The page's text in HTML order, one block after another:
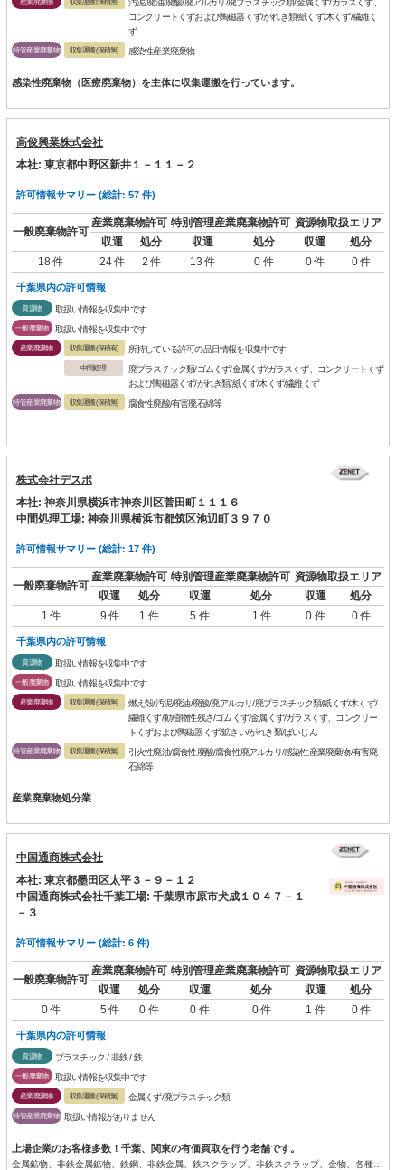
汚泥/廃油/廃酸/廃アルカリ/廃プラスチック類/金属くず/ガラスくず、
コンクリートくずおよび陶磁器くず/がれき類/紙くず/木くず/繊維く
ず
特管産業廃棄物 収集運搬(保積無) 感染性産業廃棄物
感染性廃棄物（医療廃棄物）を主体に収集運搬を行っています。
高俊興業株式会社
本社: 東京都中野区新井１－１１－２
許可情報サマリー (総計: 57 件)
一般廃棄物許可
産業廃棄物許可 特別管理産業廃棄物許可 資源物取扱エリア
収運
処分 収運 処分 収運
処分
18 件
24 件 2 件 13 件 0 件 0 件 0 件
千葉県内の許可情報
資源物 取扱い情報を収集中です
一般廃棄物 取扱い情報を収集中です
産業廃棄物 収集運搬(保積有) 所持している許可の品目情報を収集中です
中間処理
廃プラスチック類/ゴムくず/金属くず/ガラスくず、コンクリートくず
および陶磁器くず/がれき類/紙くず/木くず/繊維くず
特管産業廃棄物 収集運搬(保積無) 腐食性廃酸/有害廃石綿等
株式会社デスポ
本社: 神奈川県横浜市神奈川区菅田町１１１６
中間処理工場: 神奈川県横浜市都筑区池辺町３９７０
許可情報サマリー (総計: 17 件)
一般廃棄物許可
産業廃棄物許可 特別管理産業廃棄物許可 資源物取扱エリア
収運
処分 収運 処分 収運
処分
1 件
9 件 1 件 5 件 1 件 0 件 0 件
千葉県内の許可情報
資源物 取扱い情報を収集中です
一般廃棄物 取扱い情報を収集中です
産業廃棄物 収集運搬(保積無)
燃え殻/汚泥/廃油/廃酸/廃アルカリ/廃プラスチック類/紙くず/木くず/
繊維くず/動植物性残さ/ゴムくず/金属くず/ガラスくず、コンクリー
トくずおよび陶磁器くず/鉱さい/がれき類/ばいじん
特管産業廃棄物 収集運搬(保積無)
引火性廃油/腐食性廃酸/腐食性廃アルカリ/感染性産業廃棄物/有害廃
石綿等
産業廃棄物処分業
中国通商株式会社
本社: 東京都墨田区太平３－９－１２
中国通商株式会社千葉工場: 千葉県市原市犬成１０４７－１
－３
許可情報サマリー (総計: 6 件)
一般廃棄物許可
産業廃棄物許可 特別管理産業廃棄物許可 資源物取扱エリア
収運
処分 収運 処分 収運
処分
0 件
5 件 0 件 0 件 0 件 1 件 0 件
千葉県内の許可情報
資源物 プラスチック / 非鉄 / 鉄
一般廃棄物 取扱い情報を収集中です
産業廃棄物 収集運搬(保積無) 金属くず/廃プラスチック類
特管産業廃棄物 取扱い情報がありません
上場企業のお客様多数！千葉、関東の有価買取を行う老舗です。
金属鉱物、非鉄金属鉱物、鉄鋼、非鉄金属、鉄スクラップ、非鉄スクラップ、金物、各種プラスチックの卸売り及び輸出入と加...